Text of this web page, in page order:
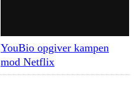
YouBio opgiver kampen
mod Netflix